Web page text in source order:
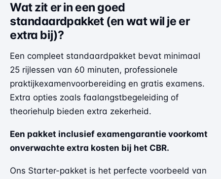
Wat zit er in een goed
standaardpakket (en wat wil je er
extra bij)?
Een compleet standaardpakket bevat minimaal
25 rijlessen van 60 minuten, professionele
praktijkexamenvoorbereiding en gratis examens.
Extra opties zoals faalangstbegeleiding of
theoriehulp bieden extra zekerheid.
Een pakket inclusief examengarantie voorkomt
onverwachte extra kosten bij het CBR.
Ons Starter-pakket is het perfecte voorbeeld van